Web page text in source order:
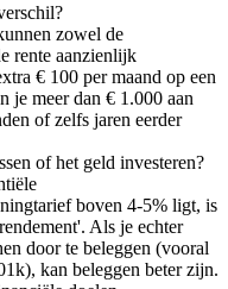
zowel de
rente aanzienlijk
€ 100 per maand op een
je meer dan € 1.000 aan
of zelfs jaren eerder
of het geld investeren?
boven 4-5% ligt, is
Als je echter
door te beleggen (vooral
kan beleggen beter zijn.